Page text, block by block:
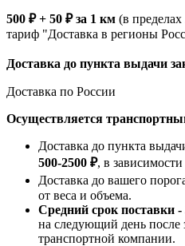
500 ₽ + 50 ₽ за 1 км (в
тариф "Доставка в регионы
Доставка до пункта выдачи
Доставка по России
Осуществляется
Доставка до пункта
500-2500 ₽, в
Доставка до вашего
от веса и объема.
Средний срок поставки -
на следующий день после
транспортной компании.